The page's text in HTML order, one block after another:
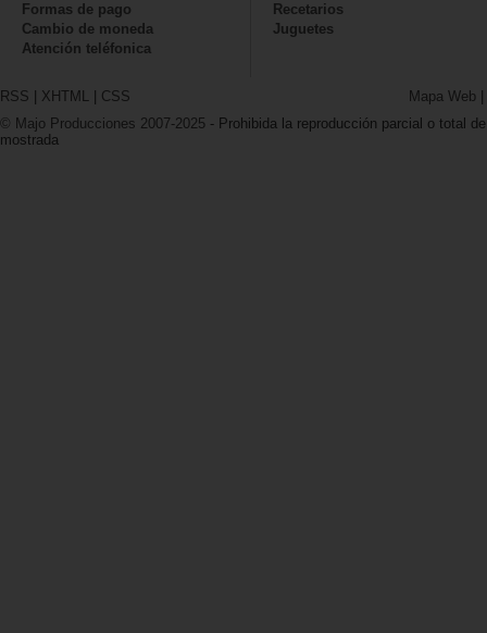
Formas de pago
Cambio de moneda
Atención teléfonica
Recetarios
Juguetes
RSS XHTML CSS Mapa Web
© Majo Producciones 2007-2025 - Prohibida la reproducción parcial o total
mostrada